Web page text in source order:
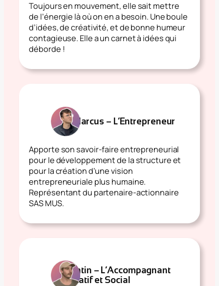
Toujours en mouvement, elle sait mettre
de l’énergie là où on en a besoin. Une boule
d’idées, de créativité, et de bonne humeur
contagieuse. Elle a un carnet à idées qui
déborde !
Marcus – L’Entrepreneur
Apporte son savoir-faire entrepreneurial
pour le développement de la structure et
pour la création d’une vision
entrepreneuriale plus humaine.
Représentant du partenaire-actionnaire
SAS MUS.
Quentin – L’Accompagnant
Éducatif et Social